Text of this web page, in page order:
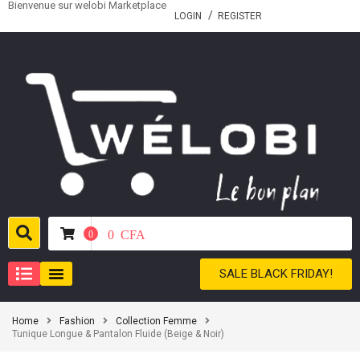
Bienvenue sur welobi Marketplace
LOGIN REGISTER
0 0 CFA
SALE BLACK FRIDAY!
Home Fashion
Collection Femme
Tunique Longue & Pantalon Fluide (Beige & Noir)